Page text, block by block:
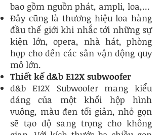
bao gồm nguồn phát, ampli, loa,...
Đây cũng là thương hiệu loa hàng
đầu thế giới khi nhắc tới những sự
kiện lớn, opera, nhà hát, phòng
họp cho đến các sân vận động quy
mô lớn.
Thiết kế d&b E12X subwoofer
d&b E12X Subwoofer mang kiểu
dáng của một khối hộp hình
vuông, màu đen tối giản, nhỏ gọn
sẽ tạo độ sang trọng cho không